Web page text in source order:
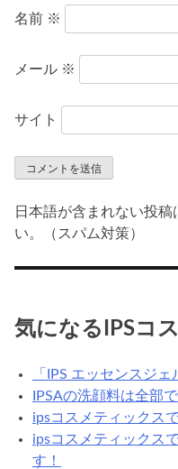
名前 ※
メール ※
サイト
日本語が含まれない投
い。（スパム対策）
気になるIPSコ
「IPS エッセンスジ
IPSAの洗顔料は全部
ipsコスメティックス
ipsコスメティックス
す！